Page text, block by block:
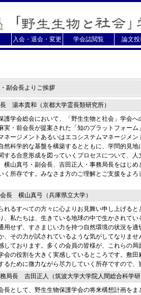
入会・退会・変更 学会誌閲覧 論文
副会長よりご挨拶
湯本貴和（京都大学霊長類研究所）
護学会総会において、「野生生物と社会」学会
実・前会長が提案された「知のプラットフォー
ネージメントあるいはエコシステムマネージメ
然科学的な基盤を構築するとともに、学問的見
する合意形成を図っていくプロセスについて、
横山真弓・副会長、吉田正人・事務局長をはじ
所存です。みなさま方のご理解とご支援をよろ
長 横山真弓（兵庫県立大学）
るすべての方々に心よりお見舞い申し上げる
、私たちは、生きている地球の中で生かされて
用せず、すさまじい力を持つ自然環境の状況を
、その力が試されているような気がしてなりま
しております。多くの会員の皆様が、これらの
会の役割を大きく実感しているところです。敷
るために微力ながら尽力していく所存ですので、
局長 吉田正人（筑波大学大学院人間総合科学研
として、野生生物保護学会の将来構想計画を